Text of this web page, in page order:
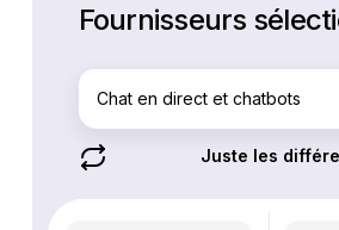
Fournisseurs
Chat en direct et chatbots
Juste les